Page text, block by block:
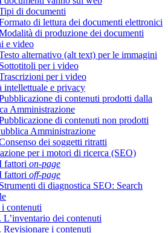
di documenti
di lettura dei documenti elettronici
di produzione dei documenti
e video
alternativo (alt text) per le immagini
per i video
per i video
intellettuale e privacy
di contenuti prodotti dalla
Amministrazione
di contenuti non prodotti
Amministrazione
dei soggetti ritratti
per i motori di ricerca (SEO)
fattori on-page
fattori off-page
di diagnostica SEO: Search
contenuti
L’inventario dei contenuti
Revisionare i contenuti